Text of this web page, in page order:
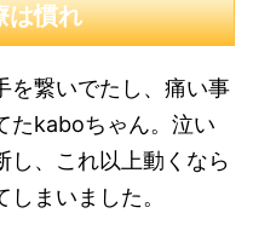
は慣れ
を繋いでたし、痛い事
たkaboちゃん。泣い
し、これ以上動くなら
まいました。